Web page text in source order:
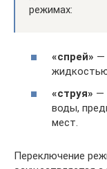
режимах:
«спрей» —
«струя» —
воды,
мест.
Переключение